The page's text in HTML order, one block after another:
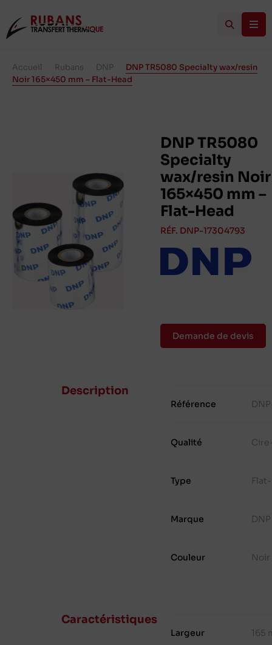
Accueil Rubans DNP
DNP TR5080 Specialty wax/resin
Noir 165×450 mm – Flat-Head
DNP TR5080
Specialty
wax/resin Noir
165×450 mm –
Flat-Head
RÉF. DNP-17304793
Demande de devis
Description
Référence
Qualité
Type
Marque DNP
Couleur Noir
Caractéristiques
Largeur 165